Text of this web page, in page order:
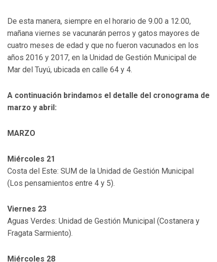
De esta manera, siempre en el horario de 9.00 a 12.00,
mañana viernes se vacunarán perros y gatos mayores de
cuatro meses de edad y que no fueron vacunados en los
años 2016 y 2017, en la Unidad de Gestión Municipal de
Mar del Tuyú, ubicada en calle 64 y 4.
A continuación brindamos el detalle del cronograma de
marzo y abril:
MARZO
Miércoles 21
Costa del Este: SUM de la Unidad de Gestión Municipal
(Los pensamientos entre 4 y 5).
Viernes 23
Aguas Verdes: Unidad de Gestión Municipal (Costanera y
Fragata Sarmiento).
Miércoles 28